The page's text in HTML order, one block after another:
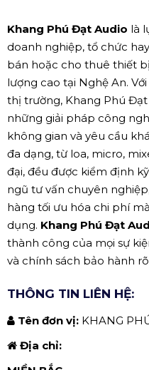
Khang Phú Đạt Audio là
doanh nghiệp, tổ chức
bán hoặc cho thuê thiết
lượng cao tại Nghệ An.
thị trường, Khang Phú
những giải pháp công
không gian và yêu cầu
đa dạng, từ loa, micro,
đại, đều được kiểm định
ngũ tư vấn chuyên
hàng tối ưu hóa chi phí
dụng. Khang Phú Đạt
thành công của mọi sự
và chính sách bảo hành
THÔNG TIN LIÊN HỆ:
Tên đơn vị: KHANG
Địa chỉ: